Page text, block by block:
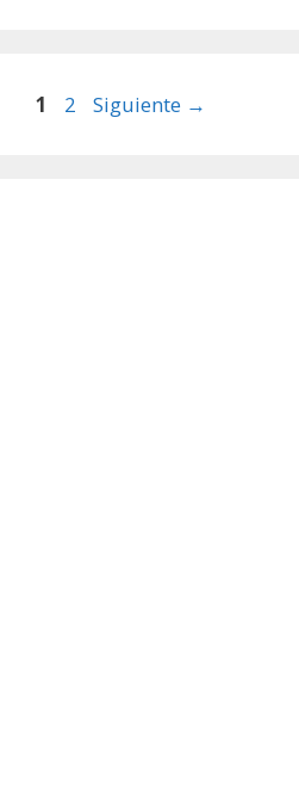
Página
1 Página
2 Siguiente →